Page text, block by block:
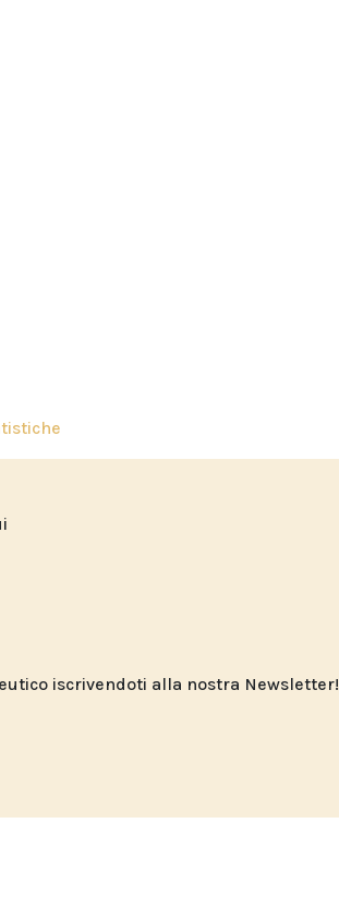
iscrivendoti alla nostra Newsletter!